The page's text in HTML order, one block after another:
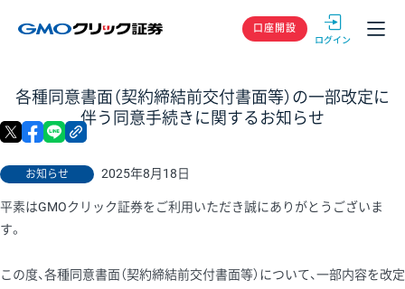
GMOクリック
口座開設
各種同意書面（契約締結前交付書面等）の一部改定に
伴う同意手続きに関するお知らせ
お知らせ 2025年8月18日
X facebook
平素はGMOクリック証券をご利用いただき誠にありがとうございま
す。
この度、各種同意書面（契約締結前交付書面等）について、一部内容を改定